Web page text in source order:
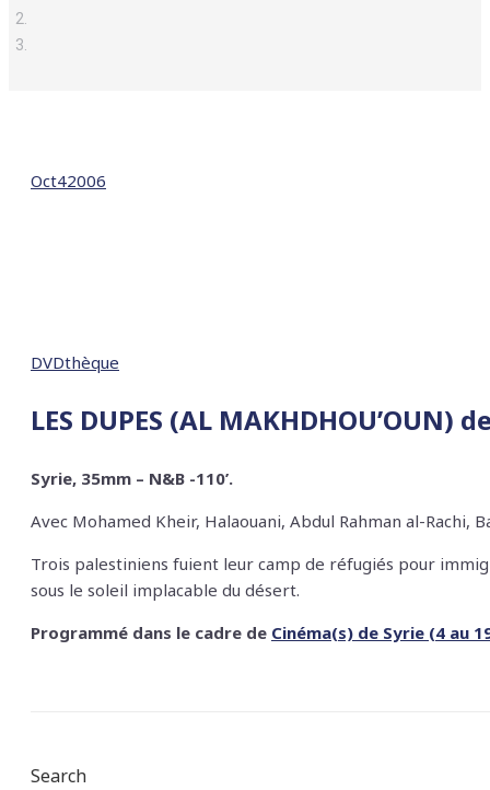
Oct42006
DVDthèque
LES DUPES (AL MAKHDHOU’OUN)
Syrie, 35mm – N&B -110’.
Avec Mohamed Kheir, Halaouani, Abdul Rahman al-Rachi,
Trois palestiniens fuient leur camp de réfugiés pour
sous le soleil implacable du désert.
Programmé dans le cadre de Cinéma(s) de Syrie (4 au
Search